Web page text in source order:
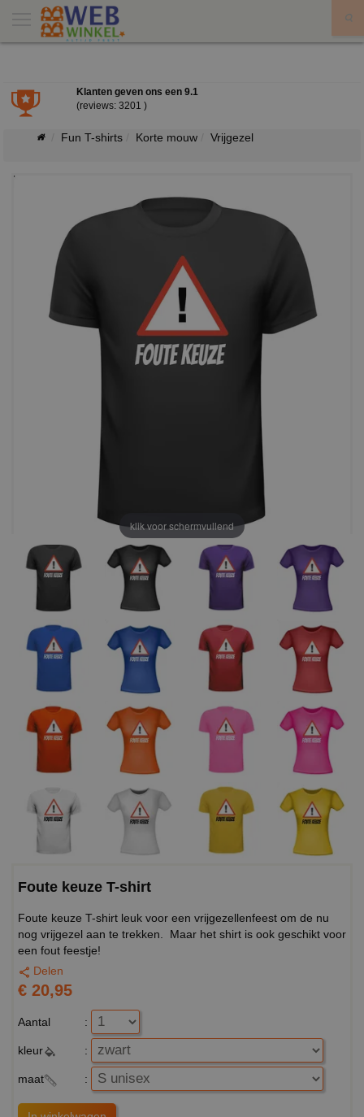
Klanten geven ons een 9.1
(reviews: 3201 )
Fun T-shirts Korte mouw Vrijgezel
klik voor schermvullend
Foute keuze T-shirt
Foute keuze T-shirt leuk voor een vrijgezellenfeest om de nu
nog vrijgezel aan te trekken. Maar het shirt is ook geschikt voor
een fout feestje!
Delen
€ 20,95
Aantal :
kleur :
maat :